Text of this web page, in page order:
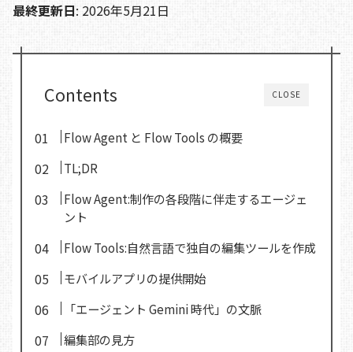
最終更新日: 2026年5月21日
CLOSE
Contents
Flow Agent と Flow Tools の概要
TL;DR
Flow Agent:制作の各段階に伴走するエージェ
ント
Flow Tools:自然言語で独自の編集ツールを作成
モバイルアプリの提供開始
「エージェント Gemini 時代」の文脈
編集部の見方